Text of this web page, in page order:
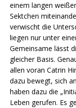
einem langen
Sektchen
verwischt die
liegen nur unter
Gemeinsame lässt
gleicher Basis.
allen voran Catrin
dazu bewegt, sich
haben dazu die
Leben gerufen. Es